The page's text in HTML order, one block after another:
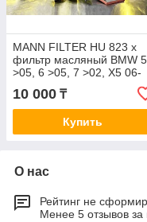
MANN FILTER HU 823 x
фильтр масляный BMW 5
>05, 6 >05, 7 >02, X5 06-
10 4,0-6,0 i OE0055
10 000 ₸
Купить
О нас
Рейтинг не
Менее 5 отзывов за